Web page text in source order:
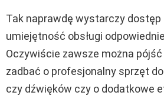
Tak naprawdę wystarczy dostęp
umiejętność obsługi
Oczywiście zawsze można pójść
zadbać o profesjonalny sprzęt
czy dźwięków czy o dodatkowe